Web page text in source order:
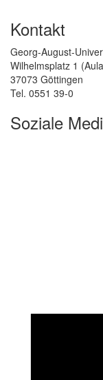
Kontakt
Georg-August-
Wilhelmsplatz 1
37073 Göttingen
Tel. 0551 39-0
Soziale